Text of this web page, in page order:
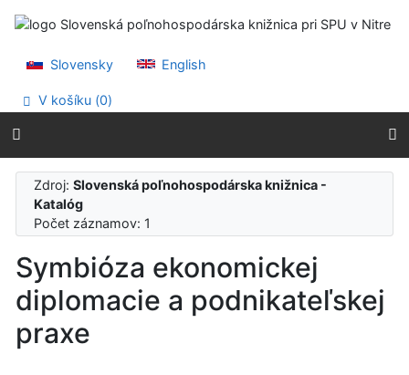
Prejsť na menu
Slovensky
English
V košíku (0)
Zdroj:Slovenská poľnohospodárska knižnica -
Katalóg
Počet záznamov: 1
Symbióza ekonomickej
diplomacie a podnikateľskej
praxe